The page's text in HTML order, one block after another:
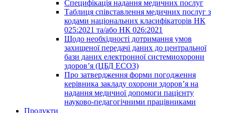
Специфікація надання медичних послуг
Таблиця співставлення медичних послуг з
кодами національних класифікаторів НК
025:2021 та/або НК 026:2021
Щодо необхідності дотримання умов
захищеної передачі даних до центральної
бази даних електронної системиохорони
здоров’я (ЦБД ЕСОЗ)
Про затвердження форми погодження
керівника закладу охорони здоров’я на
надання медичної допомоги пацієнту
науково-педагогічними працівниками
Продукти